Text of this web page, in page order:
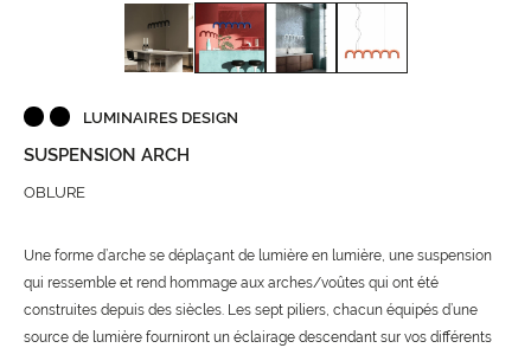
LUMINAIRES DESIGN
SUSPENSION ARCH
OBLURE
Une forme d’arche se déplaçant de lumière en lumière, une suspension
qui ressemble et rend hommage aux arches/voûtes qui ont été
construites depuis des siècles. Les sept piliers, chacun équipés d’une
source de lumière fourniront un éclairage descendant sur vos différents